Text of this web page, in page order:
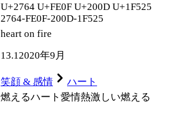
U+2764 U+FE0F U+200D U+1F525
2764-FE0F-200D-1F525
heart on fire
13.12020年9月
笑顔 & 感情
ハート
燃えるハート 愛情熱激しい燃える